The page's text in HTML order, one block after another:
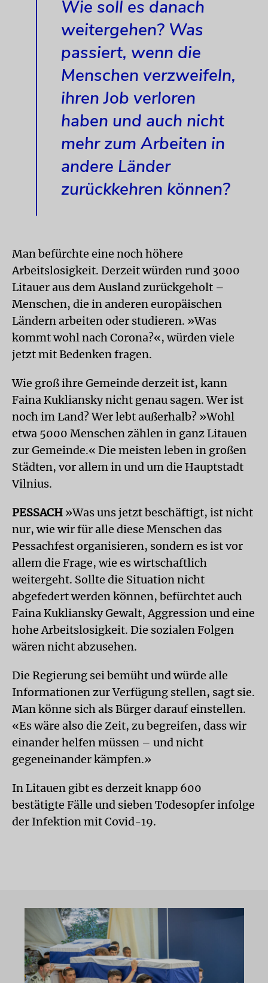
Wie soll es danach
weitergehen? Was
passiert, wenn die
Menschen verzweifeln,
ihren Job verloren
haben und auch nicht
mehr zum Arbeiten in
andere Länder
zurückkehren können?
Man befürchte eine noch höhere
Arbeitslosigkeit. Derzeit würden rund 3000
Litauer aus dem Ausland zurückgeholt –
Menschen, die in anderen europäischen
Ländern arbeiten oder studieren. »Was
kommt wohl nach Corona?«, würden viele
jetzt mit Bedenken fragen.
Wie groß ihre Gemeinde derzeit ist, kann
Faina Kukliansky nicht genau sagen. Wer ist
noch im Land? Wer lebt außerhalb? »Wohl
etwa 5000 Menschen zählen in ganz Litauen
zur Gemeinde.« Die meisten leben in großen
Städten, vor allem in und um die Hauptstadt
Vilnius.
PESSACH »Was uns jetzt beschäftigt, ist nicht
nur, wie wir für alle diese Menschen das
Pessachfest organisieren, sondern es ist vor
allem die Frage, wie es wirtschaftlich
weitergeht. Sollte die Situation nicht
abgefedert werden können, befürchtet auch
Faina Kukliansky Gewalt, Aggression und eine
hohe Arbeitslosigkeit. Die sozialen Folgen
wären nicht abzusehen.
Die Regierung sei bemüht und würde alle
Informationen zur Verfügung stellen, sagt sie.
Man könne sich als Bürger darauf einstellen.
«Es wäre also die Zeit, zu begreifen, dass wir
einander helfen müssen – und nicht
gegeneinander kämpfen.»
In Litauen gibt es derzeit knapp 600
bestätigte Fälle und sieben Todesopfer infolge
der Infektion mit Covid-19.